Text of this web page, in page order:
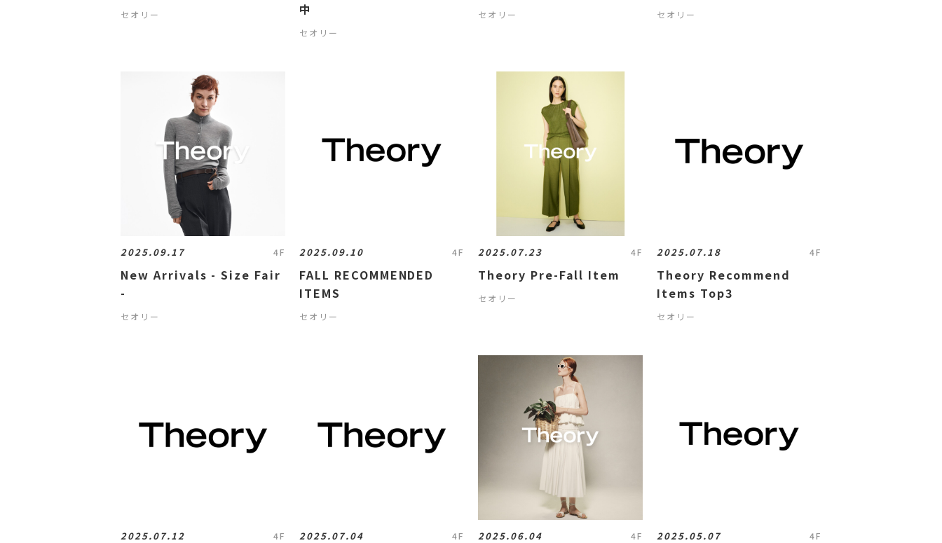
セオリー
中
セオリー
セオリー セオリー
2025.09.17 4F
New Arrivals - Size Fair
-
セオリー
2025.09.10 4F
FALL RECOMMENDED
ITEMS
セオリー
2025.07.23 4F
Theory Pre-Fall Item
セオリー
2025.07.18 4F
Theory Recommend
Items Top3
セオリー
2025.07.12 4F 2025.07.04 4F 2025.06.04 4F 2025.05.07 4F